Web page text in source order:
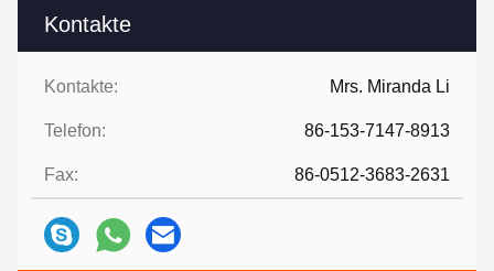
Kontakte
Kontakte: Mrs. Miranda Li
Telefon: 86-153-7147-8913
Fax: 86-0512-3683-2631